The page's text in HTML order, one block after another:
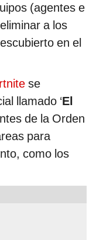
(agentes e
a los
en el
se
llamado ‘El
de la Orden
para
como los